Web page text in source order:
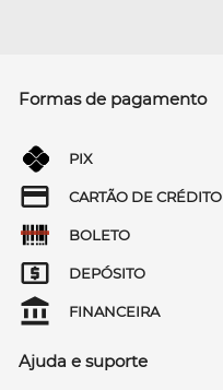
Formas de pagamento
PIX
CARTÃO DE CRÉDITO
BOLETO
DEPÓSITO
FINANCEIRA
Ajuda e suporte